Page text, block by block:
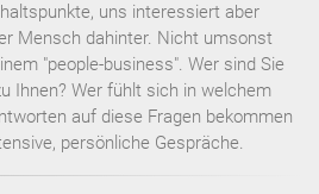
uns interessiert aber
Mensch dahinter. Nicht umsonst
"people-business". Wer sind Sie
Ihnen? Wer fühlt sich in welchem
auf diese Fragen bekommen
persönliche Gespräche.